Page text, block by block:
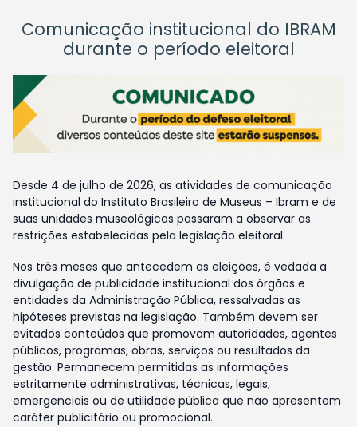
Comunicação institucional do IBRAM
durante o período eleitoral
Desde 4 de julho de 2026, as atividades de comunicação
institucional do Instituto Brasileiro de Museus – Ibram e de
suas unidades museológicas passaram a observar as
restrições estabelecidas pela legislação eleitoral.
Nos três meses que antecedem as eleições, é vedada a
divulgação de publicidade institucional dos órgãos e
entidades da Administração Pública, ressalvadas as
hipóteses previstas na legislação. Também devem ser
evitados conteúdos que promovam autoridades, agentes
públicos, programas, obras, serviços ou resultados da
gestão. Permanecem permitidas as informações
estritamente administrativas, técnicas, legais,
emergenciais ou de utilidade pública que não apresentem
caráter publicitário ou promocional.